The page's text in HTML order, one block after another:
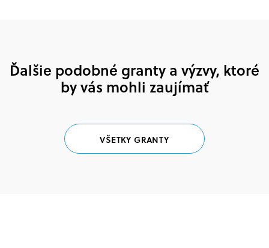
Ďalšie podobné granty a výzvy, ktoré
by vás mohli zaujímať
VŠETKY GRANTY